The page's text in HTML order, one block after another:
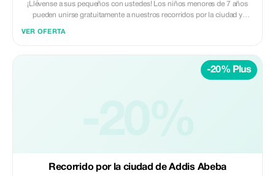
¡Llévense a sus pequeños con ustedes! Los niños menores de 7 años
pueden unirse gratuitamente a nuestros recorridos por la ciudad y
VER OFERTA
-20% Plus
Recorrido por la ciudad de Addis Abeba